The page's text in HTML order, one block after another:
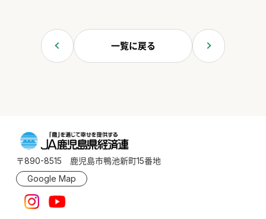
一覧に戻る
〒890-8515 鹿児島市鴨池新町15番地
Google Map